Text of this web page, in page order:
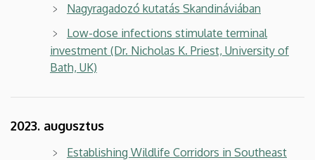
Nagyragadozó kutatás Skandináviában
Low-dose infections stimulate terminal
investment (Dr. Nicholas K. Priest, University of
Bath, UK)
2023. augusztus
Establishing Wildlife Corridors in Southeast